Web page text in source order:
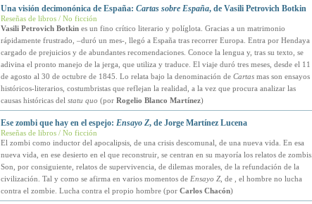
Una visión decimonónica de España: Cartas sobre España, de Vasili Petrovich Botkin
Reseñas de libros / No ficción
Vasili Petrovich Botkines un fino crítico literario y políglota. Gracias a un matrimonio
rápidamente frustrado, –duró un mes-, llegó a España tras recorrer Europa. Entra por Hendaya
cargado de prejuicios y de abundantes recomendaciones. Conoce la lengua y, tras su texto, se
adivina el pronto manejo de la jerga, que utiliza y traduce. El viaje duró tres meses, desde el 11
de agosto al 30 de octubre de 1845. Lo relata bajo la denominación de Cartasmas son ensayos
históricos-literarios, costumbristas que reflejan la realidad, a la vez que procura analizar las
causas históricas del statu quo (por Rogelio Blanco Martínez)
Ese zombi que hay en el espejo: Ensayo Z, de Jorge Martínez Lucena
Reseñas de libros / No ficción
El zombi como inductor del apocalipsis, de una crisis descomunal, de una nueva vida. En esa
nueva vida, en ese desierto en el que reconstruir, se centran en su mayoría los relatos de zombis.
Son, por consiguiente, relatos de supervivencia, de dilemas morales, de la refundación de la
civilización. Tal y como se afirma en varios momentos de Ensayo Z, de
, el hombre no lucha
contra el zombie. Lucha contra el propio hombre (por Carlos Chacón)